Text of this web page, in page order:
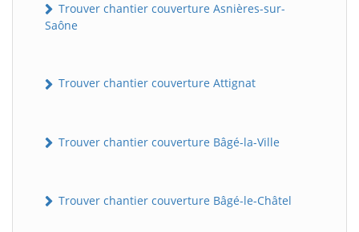
Trouver chantier couverture Asnières-sur-
Saône
Trouver chantier couverture Attignat
Trouver chantier couverture Bâgé-la-Ville
Trouver chantier couverture Bâgé-le-Châtel